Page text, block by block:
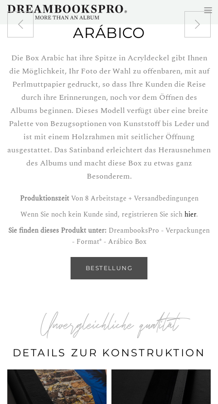
Zum Hauptinhalt springenARÁBICO
Die Box Arabic hat ihre Spitze in Acryldeckel gibt Ihnen
die Möglichkeit, Ihr Foto der Wahl zu offenbaren, mit auf
Perlmuttpapier gedruckt, so dass Ihre Kunden die Reise
durch ihre Erinnerungen, noch vor dem Öffnen des
Albums beginnen. Dieses Modell verfügt über eine breite
Palette von Bezugsoptionen von Kunststoff bis Leder und
ist mit einem Holzrahmen mit seitlicher Öffnung
ausgestattet. Das Satinband erleichtert das Herausnehmen
des Albums und macht diese Box zu etwas ganz
Besonderem.
ProduktionszeitVon 8 Arbeitstage + Versandbedingungen
Wenn Sie noch kein Kunde sind, registrieren Sie sichhier.
Sie finden dieses Produkt unter: DreambooksPro - Verpackungen
- Format* - Arábico Box
BESTELLUNG
Unvergleichliche qualität
DETAILS ZUR KONSTRUKTION
≡